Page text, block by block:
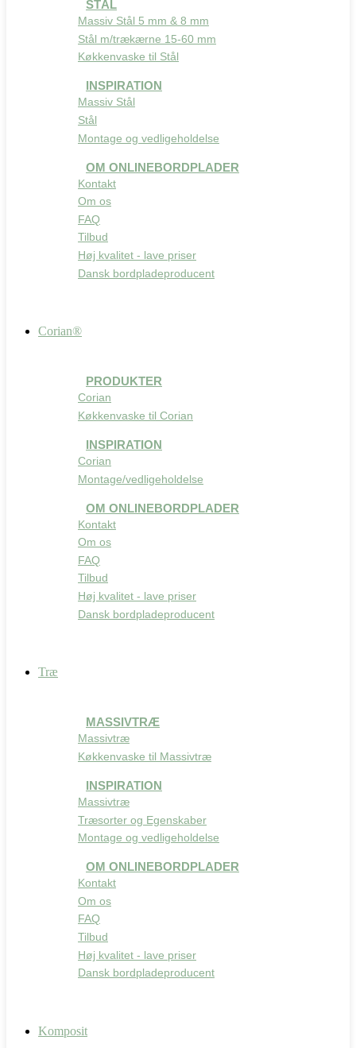
STÅL
Massiv Stål 5 mm & 8 mm
Stål m/trækærne 15-60 mm
Køkkenvaske til Stål
INSPIRATION
Massiv Stål
Stål
Montage og vedligeholdelse
OM ONLINEBORDPLADER
Kontakt
Om os
FAQ
Tilbud
Høj kvalitet - lave priser
Dansk bordpladeproducent
Corian®
PRODUKTER
Corian
Køkkenvaske til Corian
INSPIRATION
Corian
Montage/vedligeholdelse
OM ONLINEBORDPLADER
Kontakt
Om os
FAQ
Tilbud
Høj kvalitet - lave priser
Dansk bordpladeproducent
Træ
MASSIVTRÆ
Massivtræ
Køkkenvaske til Massivtræ
INSPIRATION
Massivtræ
Træsorter og Egenskaber
Montage og vedligeholdelse
OM ONLINEBORDPLADER
Kontakt
Om os
FAQ
Tilbud
Høj kvalitet - lave priser
Dansk bordpladeproducent
Komposit